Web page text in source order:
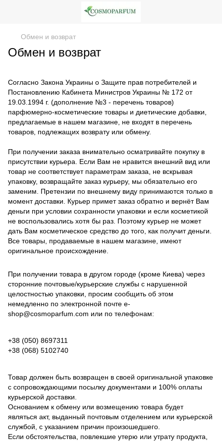
Обмен и возврат
Обмен и возврат
Согласно Закона Украины о Защите прав потребителей и
Постановлению Кабинета Министров Украины № 172 от
19.03.1994 г. (дополнение №3 - перечень товаров)
парфюмерно-косметические товары и диетические добавки,
предлагаемые в нашем магазине, не входят в перечень
товаров, подлежащих возврату или обмену.
При получении заказа внимательно осматривайте покупку в
присутствии курьера. Если Вам не нравится внешний вид или
товар не соответствует параметрам заказа, не вскрывая
упаковку, возвращайте заказ курьеру, мы обязательно его
заменим. Претензии по внешнему виду принимаются только в
момент доставки. Курьер примет заказ обратно и вернёт Вам
деньги при условии сохранности упаковки и если косметикой
не воспользовались хотя бы раз. Поэтому курьер не может
дать Вам косметическое средство до того, как получит деньги.
Все товары, продаваемые в нашем магазине, имеют
оригинальное происхождение.
При получении товара в другом городе (кроме Киева) через
сторонние почтовые/курьерские службы с нарушенной
целостностью упаковки, просим сообщить об этом
немедленно по электронной почте e-
shop@cosmoparfum.com или по телефонам:
+38 (050) 8697311
+38 (068) 5102740
Товар должен быть возвращен в своей оригинальной упаковке
с сопровождающими посылку документами и 100% оплаты
курьерской доставки.
Основанием к обмену или возмещению товара будет
являться акт, выданный почтовым отделением или курьерской
службой, с указанием причин произошедшего.
Если обстоятельства, повлекшие утерю или утрату продукта,